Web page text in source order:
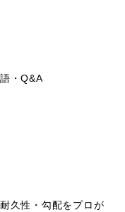
・Q&A
久性・勾配をプロが